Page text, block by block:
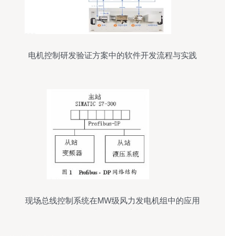
电机控制研发验证方案中的软件开发流程与实践
现场总线控制系统在MW级风力发电机组中的应用